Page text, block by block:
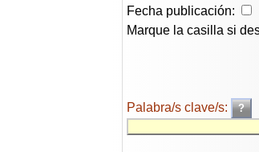
Fecha publicación:
Marque la casilla si
Palabra/s clave/s: